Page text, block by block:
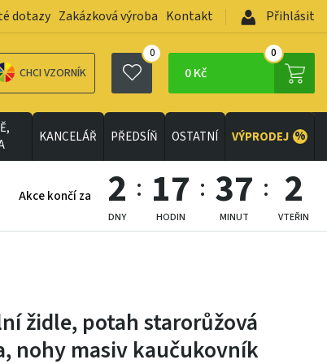
dotazy Zakázková výroba Kontakt Přihlásit
CHCI VZORNÍK
0
0 Kč
0
KANCELÁŘ PŘEDSÍŇ OSTATNÍ VÝPRODEJ %
Akce končí za 2
DNY
17
HODIN
37
MINUT
1
VTEŘIN
židle, potah starorůžová
nohy masiv kaučukovník